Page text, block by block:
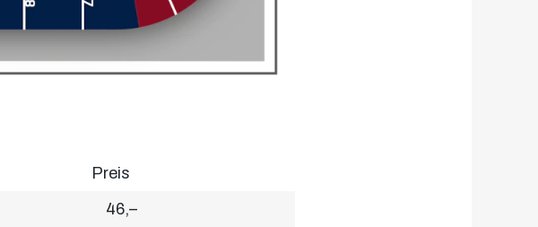
Preis
46,–